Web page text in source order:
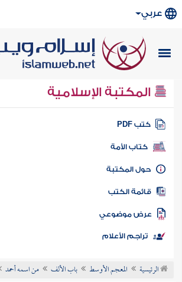
عربي
المكتبة الإسلامية
كتب PDF
كتاب الأمة
المكتبة
الكتب
موضوعي
تراجم الأعلام
الرئيسية المعجم الأوسط باب الألف من اسمه أحمد